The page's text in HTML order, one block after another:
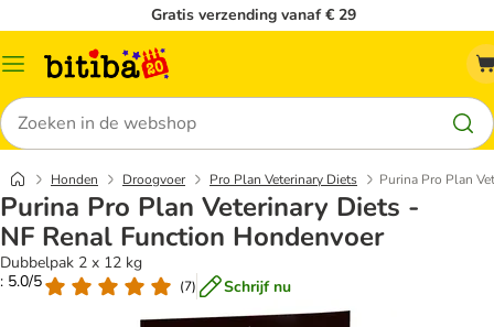
Gratis verzending vanaf € 29
Catalogusmenu
Zoeken
Honden Droogvoer Pro Plan Veterinary Diets Purina Pro Plan
Purina Pro Plan Veterinary Diets -
NF Renal Function Hondenvoer
Dubbelpak 2 x 12 kg
: 5.0/5
(7) Schrijf nu